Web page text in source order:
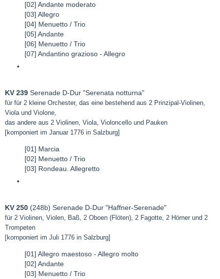
[02] Andante moderato
[03] Allegro
[04] Menuetto / Trio
[05] Andante
[06] Menuetto / Trio
[07] Andantino grazioso - Allegro
KV 239 Serenade D-Dur "Serenata notturna"
für für 2 kleine Orchester, das eine bestehend aus 2 Prinzipal-Violinen,
Viola und Violone,
das andere aus 2 Violinen, Viola, Violoncello und Pauken
[komponiert im Januar 1776 in Salzburg]
[01] Marcia
[02] Menuetto / Trio
[03] Rondeau. Allegretto
KV 250 (248b) Serenade D-Dur "Haffner-Serenade"
für 2 Violinen, Violen, Baß, 2 Oboen (Flöten), 2 Fagotte, 2 Hörner und 2
Trompeten
[komponiert im Juli 1776 in Salzburg]
[01] Allegro maestoso - Allegro molto
[02] Andante
[03] Menuetto / Trio